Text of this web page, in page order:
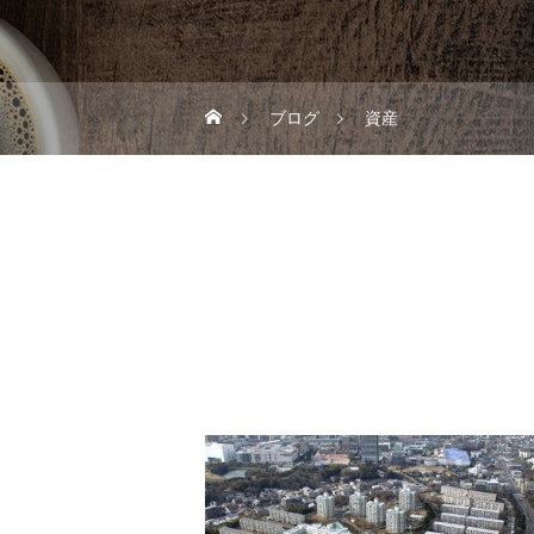
ブログ 資産